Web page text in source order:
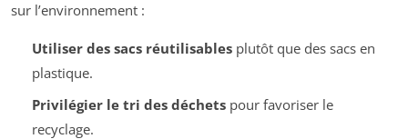
sur l’environnement :
Utiliser des sacs réutilisablesplutôt que des sacs en
plastique.
Privilégier le tri des déchetspour favoriser le
recyclage.